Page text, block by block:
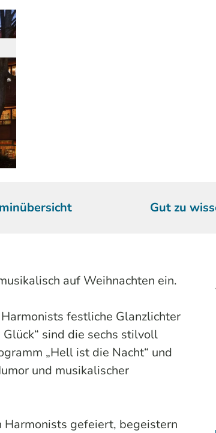
Gut zu
auf Weihnachten ein.
festliche Glanzlichter
sind die sechs stilvoll
„Hell ist die Nacht“ und
und musikalischer
Harmonists gefeiert, begeistern